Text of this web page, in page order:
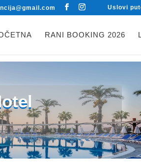
Uslovi
RANI BOOKING 2026